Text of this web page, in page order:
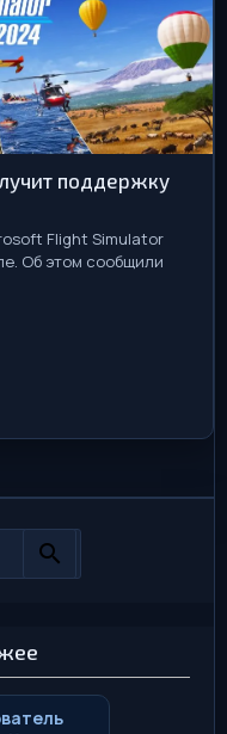
поддержку
Flight Simulator
Об этом сообщили